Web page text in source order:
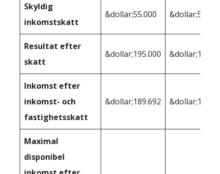
Skyldig
inkomstskatt
&dollar;55.000
Resultat efter
skatt
&dollar;195.000
Inkomst efter
inkomst- och
fastighetsskatt
&dollar;189.692
Maximal
disponibel